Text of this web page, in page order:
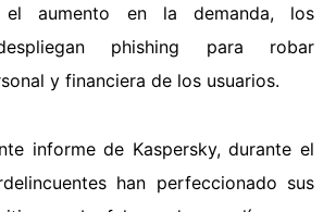
el aumento en la demanda, los
phishing para robar
y financiera de los usuarios.
informe de Kaspersky, durante el
han perfeccionado sus